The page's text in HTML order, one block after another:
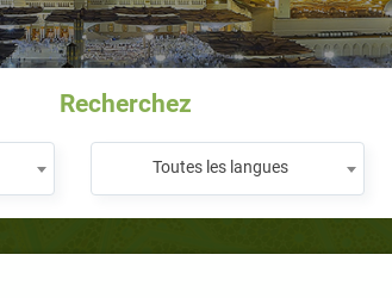
Recherchez
Toutes les langues